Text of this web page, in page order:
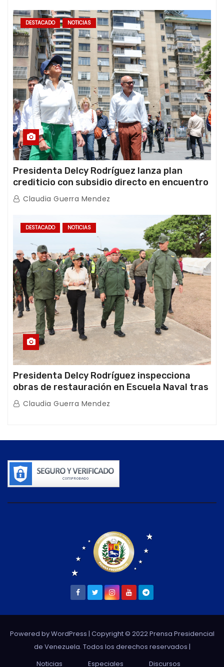
DESTACADO NOTICIAS
Presidenta Delcy Rodríguez lanza plan
crediticio con subsidio directo en encuentro
con Juntas de Condominio
Claudia Guerra Mendez
DESTACADO NOTICIAS
Presidenta Delcy Rodríguez inspecciona
obras de restauración en Escuela Naval tras
afectaciones sísmicas en La Guaira
Claudia Guerra Mendez
Powered by WordPress | Copyright © 2022 Prensa Presidencial
de Venezuela. Todos los derechos reservados |
Noticias
Especiales Discursos